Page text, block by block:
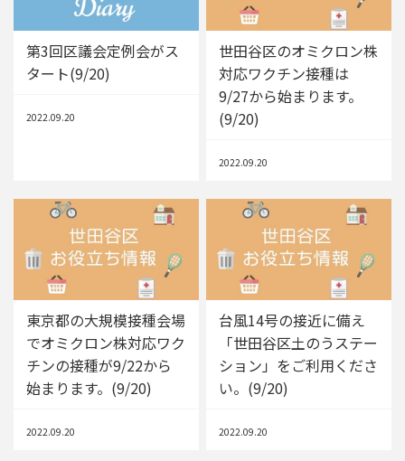
第3回区議会定例会がス
タート(9/20)
2022.09.20
世田谷区のオミクロン株
対応ワクチン接種は
9/27から始まります。
(9/20)
2022.09.20
東京都の大規模接種会場
でオミクロン株対応ワク
チンの接種が9/22から
始まります。(9/20)
2022.09.20
台風14号の接近に備え
「世田谷区土のうステー
ション」をご利用くださ
い。(9/20)
2022.09.20